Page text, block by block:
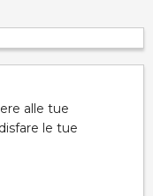
alle tue
le tue